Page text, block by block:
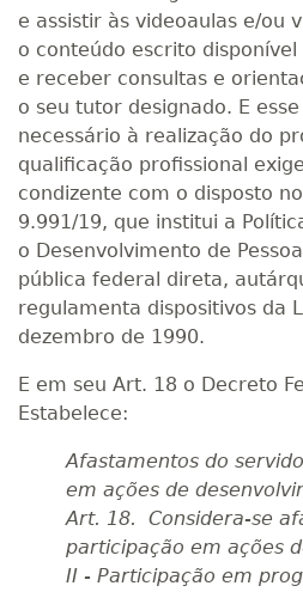
e assistir às videoaulas e/ou
o conteúdo escrito
e receber consultas e
o seu tutor designado. E
necessário à realização do
qualificação profissional
condizente com o disposto
9.991/19, que institui a
o Desenvolvimento de
pública federal direta,
regulamenta dispositivos da
dezembro de 1990.
E em seu Art. 18 o Decreto
Estabelece:
Afastamentos do
em ações de
Art. 18. Considera-se
participação em ações
II - Participação em